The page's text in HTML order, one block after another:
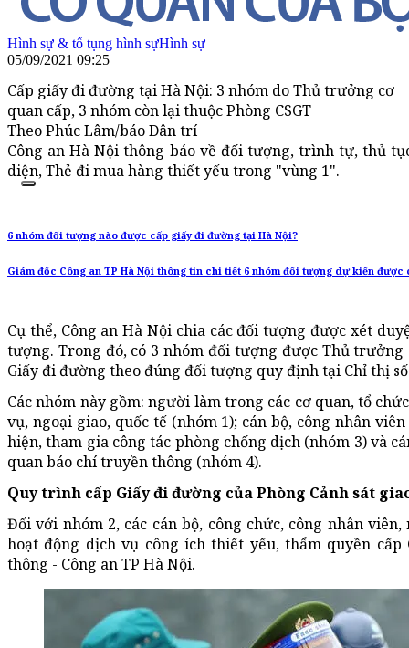
Hình sự & tố tụng hình sựHình sự
05/09/2021 09:25
Cấp giấy đi đường tại Hà Nội: 3 nhóm do Thủ trưởng cơ
quan cấp, 3 nhóm còn lại thuộc Phòng CSGT
Theo Phúc Lâm/báo Dân trí
Công an Hà Nội thông báo về đối tượng, trình tự, thủ
diện, Thẻ đi mua hàng thiết yếu trong "vùng 1".
6 nhóm đối tượng nào được cấp giấy đi đường tại Hà Nội?
Giám đốc Công an TP Hà Nội thông tin chi tiết 6 nhóm đối tượng dự kiến được
Cụ thể, Công an Hà Nội chia các đối tượng được xét
tượng. Trong đó, có 3 nhóm đối tượng được Thủ
Giấy đi đường theo đúng đối tượng quy định tại Chỉ thị
Các nhóm này gồm: người làm trong các cơ quan, tổ
vụ, ngoại giao, quốc tế (nhóm 1); cán bộ, công nhân
hiện, tham gia công tác phòng chống dịch (nhóm 3) và
quan báo chí truyền thông (nhóm 4).
Quy trình cấp Giấy đi đường của Phòng Cảnh sát
Đối với nhóm 2, các cán bộ, công chức, công nhân
hoạt động dịch vụ công ích thiết yếu, thẩm quyền
thông - Công an TP Hà Nội.